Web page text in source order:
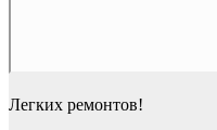
Легких ремонтов!